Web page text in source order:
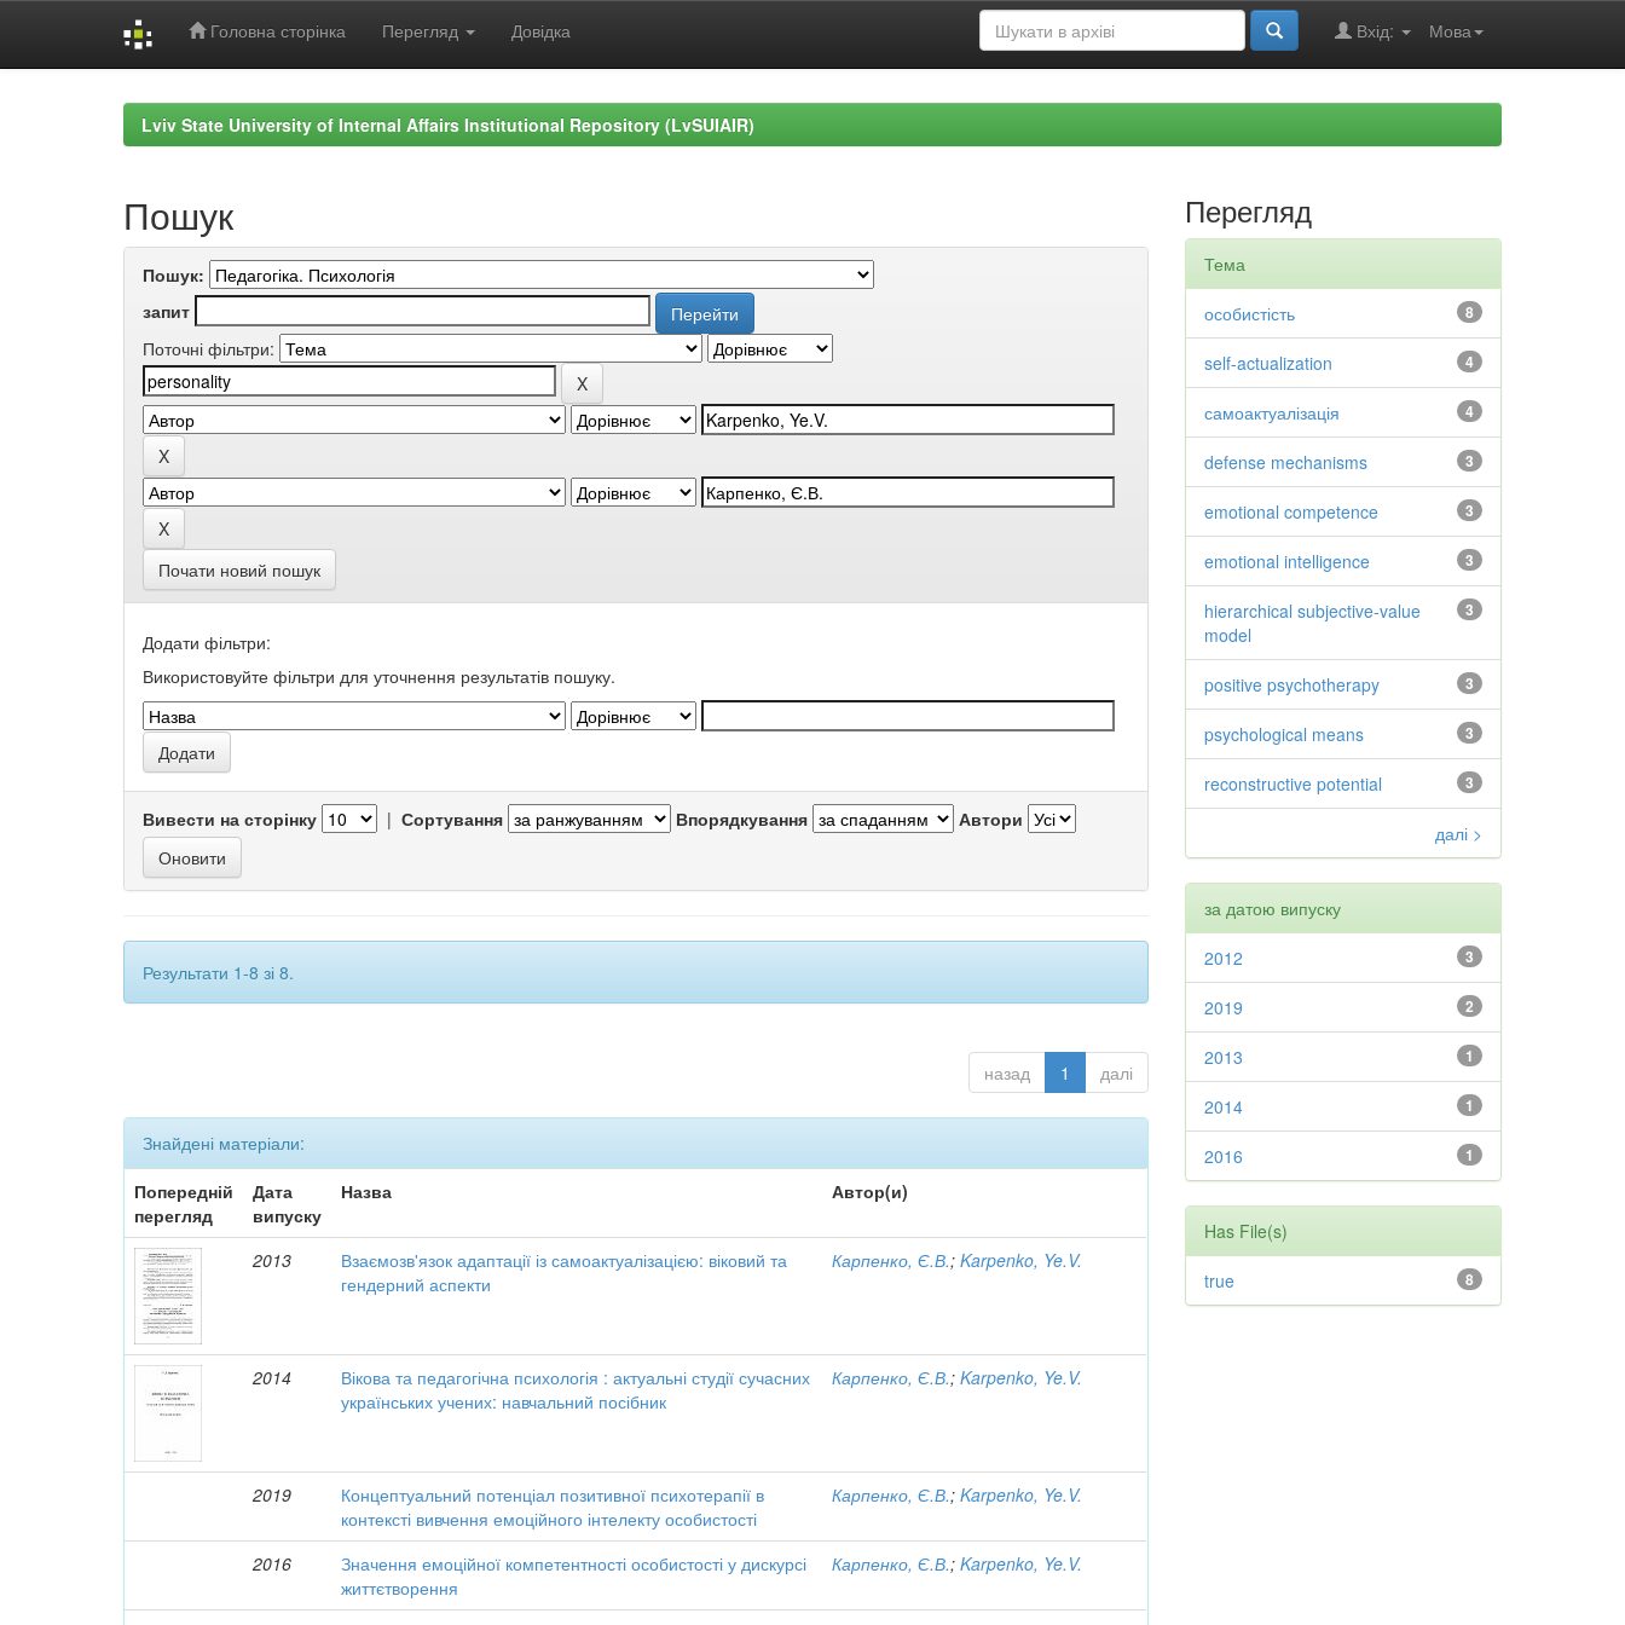
Головна сторінка Перегляд Довідка Мова
Вхід:
Lviv State University of Internal Affairs Institutional Repository (LvSUIAIR)
Пошук
Пошук:
запит
Поточні фільтри:
Почати новий пошук
Додати фільтри:
Використовуйте фільтри для уточнення результатів пошуку.
Вивести на сторінку | Сортування Впорядкування Автори
Результати 1-8 зі 8.
назад 1 далі
Знайдені матеріали:
Попередній
перегляд
Дата
випуску
Назва Автор(и)
2013
Взаємозв'язок адаптації із самоактуалізацією: віковий та
гендерний аспекти
Карпенко, Є.В.;Karpenko, Ye.V.
2014
Вікова та педагогічна психологія : актуальні студії сучасних
українських учених: навчальний посібник
Карпенко, Є.В.;Karpenko, Ye.V.
2019
Концептуальний потенціал позитивної психотерапії в
контексті вивчення емоційного інтелекту особистості
Карпенко, Є.В.;Karpenko, Ye.V.
2016
Значення емоційної компетентності особистості у дискурсі
життєтворення
Карпенко, Є.В.;Karpenko, Ye.V.
Перегляд
Тема
8
особистість
4
self-actualization
4
самоактуалізація
3
defense mechanisms
3
emotional competence
3
emotional intelligence
3
hierarchical subjective-value
model
3
positive psychotherapy
3
psychological means
3
reconstructive potential
далі >
за датою випуску
3
2012
2
2019
1
2013
1
2014
1
2016
Has File(s)
8
true